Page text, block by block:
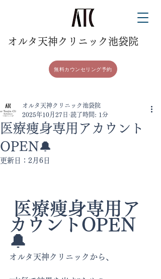
​オルタ天神クリニック池袋院
無料カウンセリング予約
医療痩身専用アカウント
OPEN🔔
オルタ天神クリニック池袋院
2025年10月27日 読了時間: 1分
更新日： 2月6日
医療痩身専用ア
カウントOPEN
🔔
オルタ天神クリニックから、